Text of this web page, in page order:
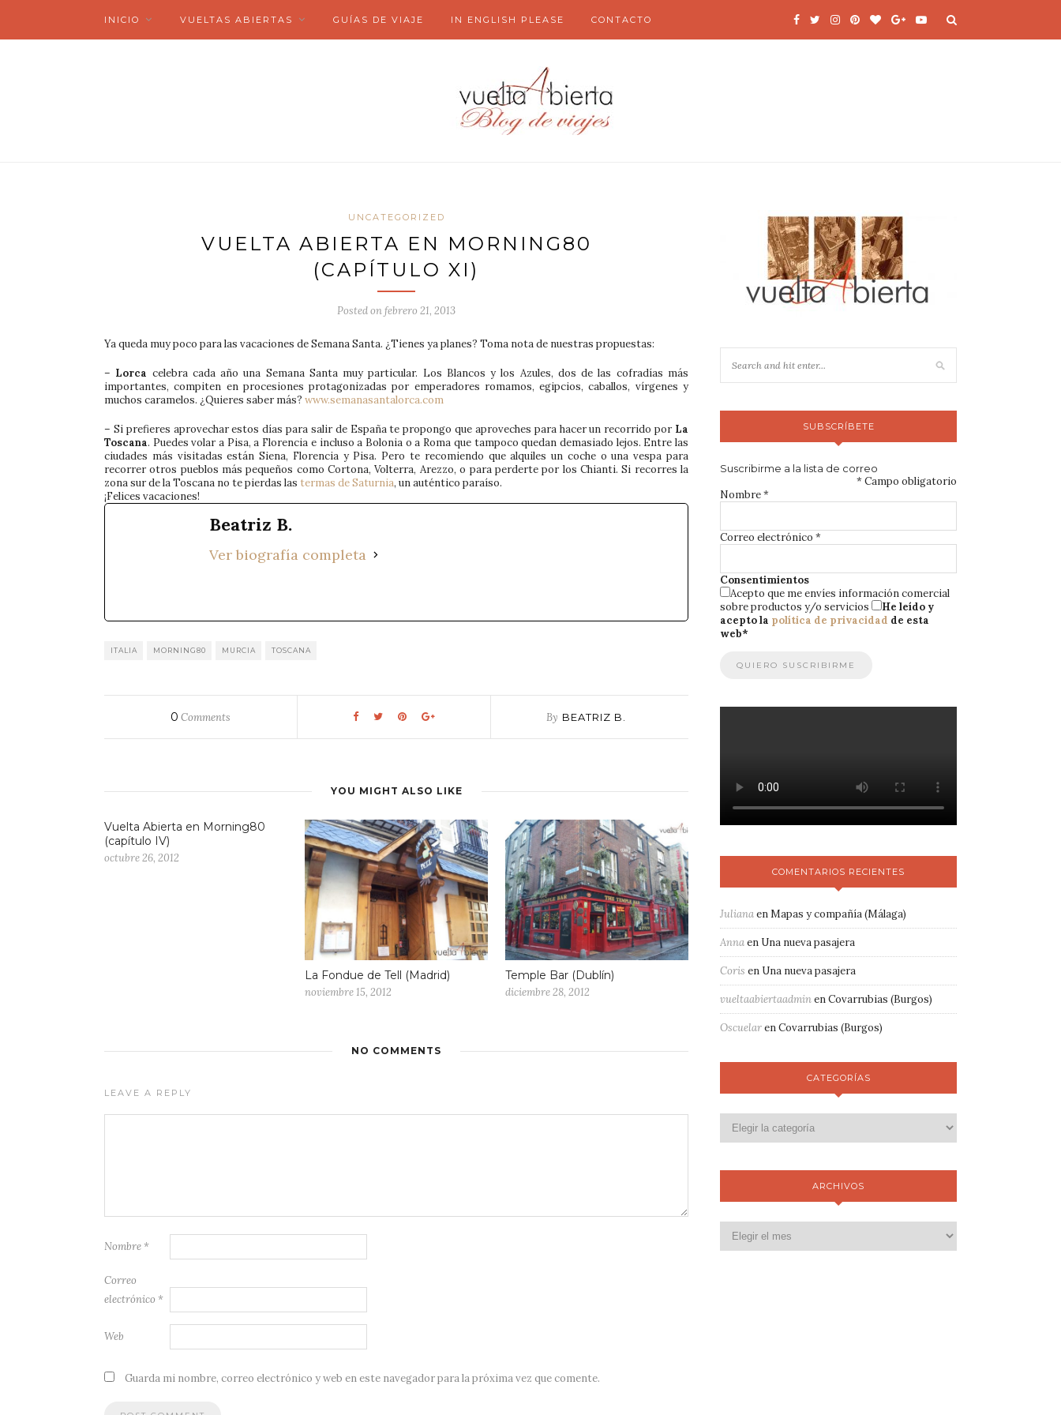
INICIO VUELTAS ABIERTAS GUÍAS DE VIAJE IN ENGLISH PLEASE CONTACTO
UNCATEGORIZED
VUELTA ABIERTA EN MORNING80
(CAPÍTULO XI)
Posted onfebrero 21, 2013
Ya queda muy poco para las vacaciones de Semana Santa. ¿Tienes ya planes? Toma nota de nuestras propuestas:
– Lorca celebra cada año una Semana Santa muy particular. Los Blancos y los Azules, dos de las cofradías más
importantes, compiten en procesiones protagonizadas por emperadores romamos, egipcios, caballos, vírgenes y
muchos caramelos. ¿Quieres saber más? www.semanasantalorca.com
– Si prefieres aprovechar estos días para salir de España te propongo que aproveches para hacer un recorrido por La
Toscana. Puedes volar a Pisa, a Florencia e incluso a Bolonia o a Roma que tampoco quedan demasiado lejos. Entre las
ciudades más visitadas están Siena, Florencia y Pisa. Pero te recomiendo que alquiles un coche o una vespa para
recorrer otros pueblos más pequeños como Cortona, Volterra, Arezzo, o para perderte por los Chianti. Si recorres la
zona sur de la Toscana no te pierdas las termas de Saturnia, un auténtico paraíso.
¡Felices vacaciones!
Beatriz B.
Ver biografía completa
ITALIA MORNING80 MURCIA TOSCANA
0 Comments By BEATRIZ B.
YOU MIGHT ALSO LIKE
Vuelta Abierta en Morning80
(capítulo IV)
octubre 26, 2012
La Fondue de Tell (Madrid)
noviembre 15, 2012
Temple Bar (Dublín)
diciembre 28, 2012
NO COMMENTS
LEAVE A REPLY
Nombre *
Correo
electrónico *
Web
Guarda mi nombre, correo electrónico y web en este navegador para la próxima vez que comente.
SUBSCRÍBETE
Suscribirme a la lista de correo
* Campo obligatorio
Nombre*
Correo electrónico *
Consentimientos
Acepto que me envíes información comercial
sobre productos y/o servicios
He leído y
acepto la política de privacidad de esta
web*
COMENTARIOS RECIENTES
JulianaenMapas y compañía (Málaga)
Annaen Una nueva pasajera
Coris en Una nueva pasajera
vueltaabiertaadminenCovarrubias (Burgos)
OscuelarenCovarrubias (Burgos)
CATEGORÍAS
ARCHIVOS